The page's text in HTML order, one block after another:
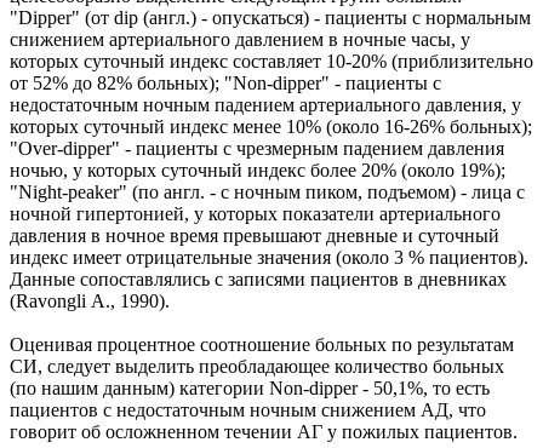
"Dipper" (от dip (англ.) - опускаться) - пациенты с нормальным
снижением артериального давлением в ночные часы, у
которых суточный индекс составляет 10-20% (приблизительно
от 52% до 82% больных); "Non-dipper" - пациенты с
недостаточным ночным падением артериального давления, у
которых суточный индекс менее 10% (около 16-26% больных);
"Over-dipper" - пациенты с чрезмерным падением давления
ночью, у которых суточный индекс более 20% (около 19%);
"Night-peaker" (по англ. - с ночным пиком, подъемом) - лица с
ночной гипертонией, у которых показатели артериального
давления в ночное время превышают дневные и суточный
индекс имеет отрицательные значения (около 3 % пациентов).
Данные сопоставлялись с записями пациентов в дневниках
(Ravongli А., 1990).
Оценивая процентное соотношение больных по результатам
СИ, следует выделить преобладающее количество больных
(по нашим данным) категории Non-dipper - 50,1%, то есть
пациентов с недостаточным ночным снижением АД, что
говорит об осложненном течении АГ у пожилых пациентов.